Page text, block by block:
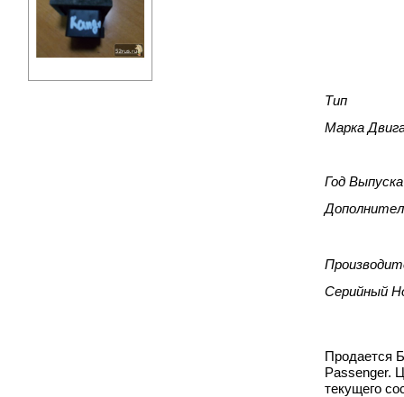
Тип
Марка
Год Выпуска
Серийный
Продается
Passenger.
текущего